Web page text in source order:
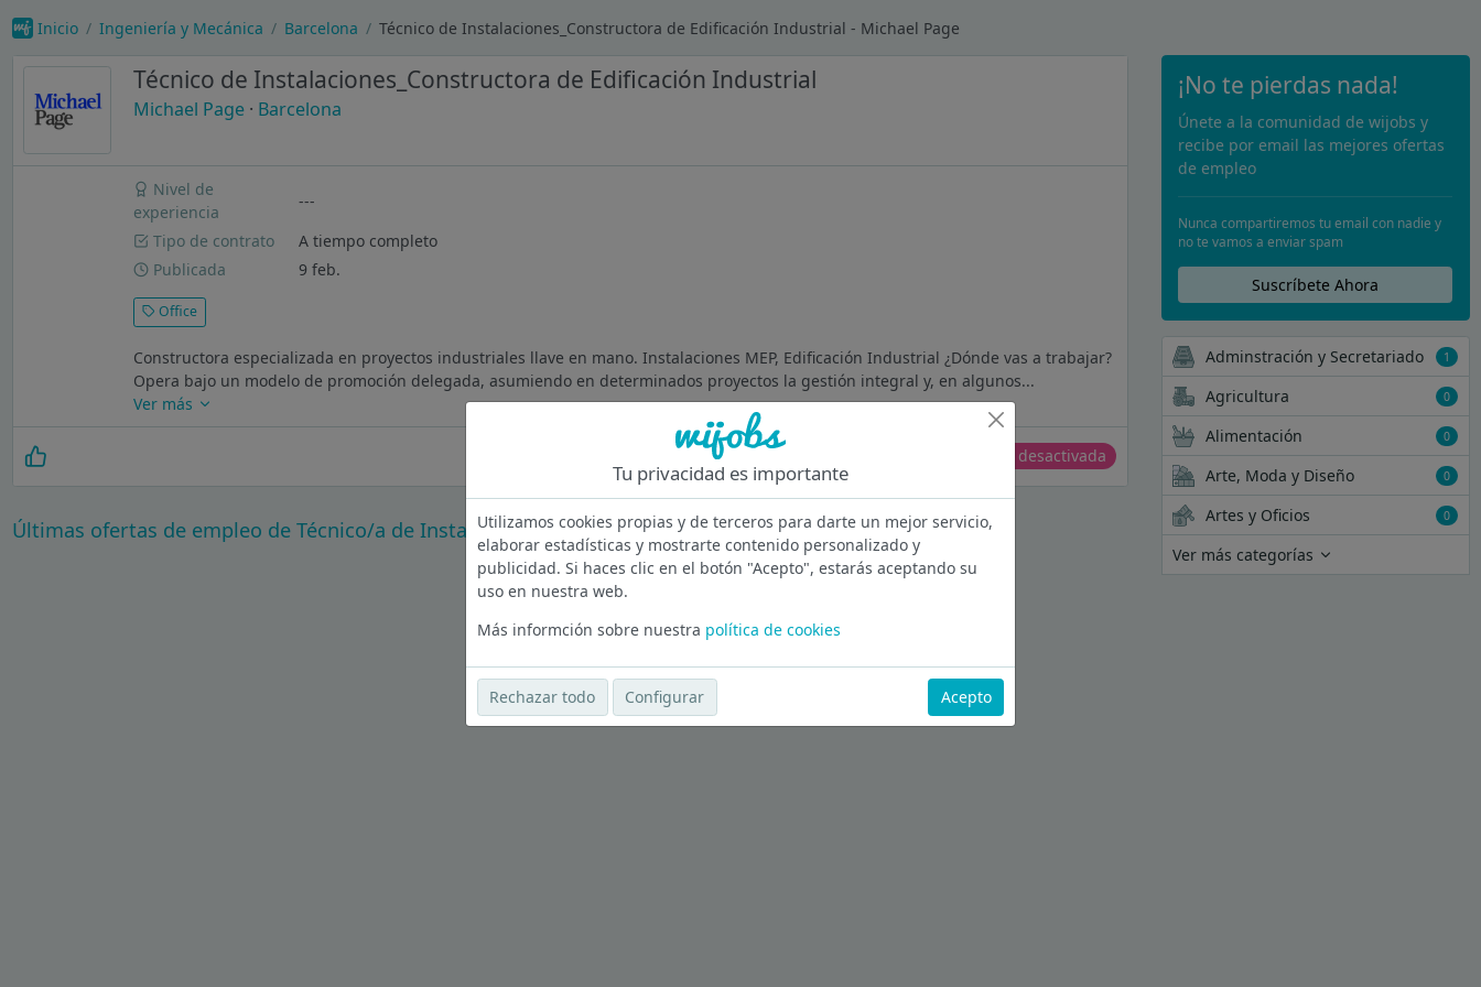
Inicio Ingeniería y Mecánica Barcelona Técnico de Instalaciones_Constructora de Edificación Industrial - Michael Page
Técnico de Instalaciones_Constructora de Edificación Industrial
Michael Page · Barcelona
Nivel de
experiencia
---
Tipo de contrato
A tiempo completo
Publicada
9 feb.
Office
Constructora especializada en proyectos industriales llave en mano. Instalaciones MEP, Edificación Industrial ¿Dónde vas a trabajar?
Opera bajo un modelo de promoción delegada, asumiendo en determinados proyectos la gestión integral y, en algunos...
Ver más
Oferta desactivada
Últimas ofertas de empleo de Técnico/a de Instalación en Barcelona
Ver más ofertas
¡No te pierdas nada!
Únete a la comunidad de wijobs y
recibe por email las mejores ofertas
de empleo
Nunca compartiremos tu email con nadie y
no te vamos a enviar spam
Suscríbete Ahora
Adminstración y Secretariado 1
Agricultura 0
Alimentación 0
Arte, Moda y Diseño 0
Artes y Oficios 0
Ver más categorías
Tu privacidad es importante
Utilizamos cookies propias y de terceros para darte un mejor servicio,
elaborar estadísticas y mostrarte contenido personalizado y
publicidad. Si haces clic en el botón "Acepto", estarás aceptando su
uso en nuestra web.
Más informción sobre nuestra política de cookies
Rechazar todo Configurar Acepto